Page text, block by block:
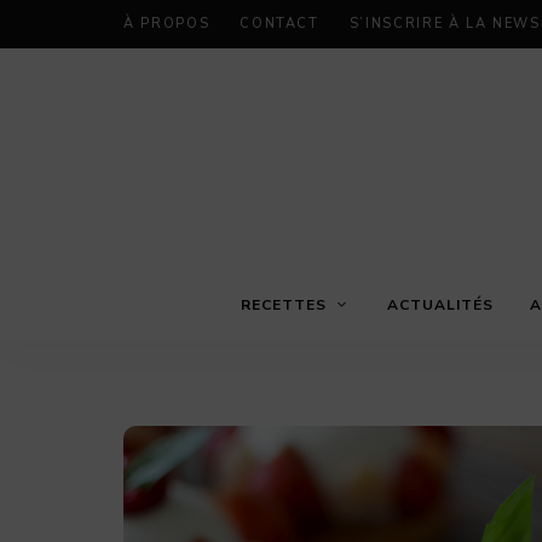
À PROPOS CONTACT S’INSCRIRE À LA
RECETTES ACTUALITÉS